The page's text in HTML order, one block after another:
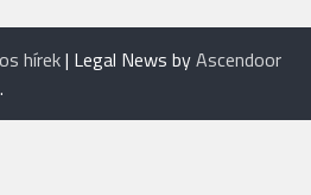
hírek| Legal News byAscendoor
.